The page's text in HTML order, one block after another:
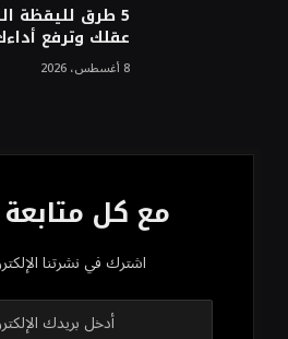
5 طرق لليقظة
عقلك وترفع
8 أغسطس، 2026
مع كل
اشترك في نشرتنا